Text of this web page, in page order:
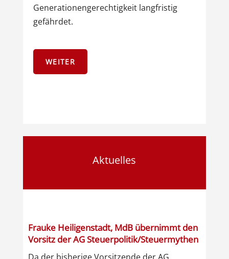
Generationengerechtigkeit langfristig
gefährdet.
WEITER
Aktuelles
Frauke Heiligenstadt, MdB übernimmt den
Vorsitz der AG Steuerpolitik/Steuermythen